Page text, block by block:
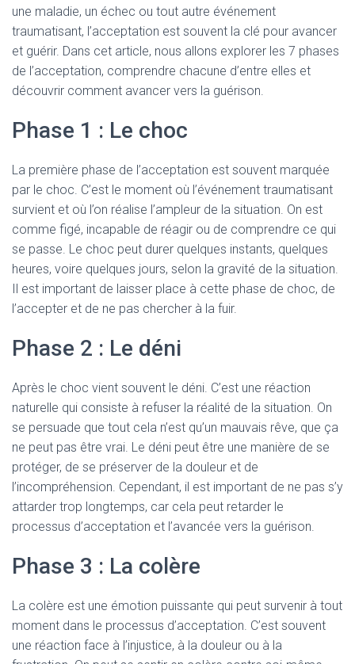
une maladie, un échec ou tout autre événement
traumatisant, l’acceptation est souvent la clé pour avancer
et guérir. Dans cet article, nous allons explorer les 7 phases
de l’acceptation, comprendre chacune d’entre elles et
découvrir comment avancer vers la guérison.
Phase 1 : Le choc
La première phase de l’acceptation est souvent marquée
par le choc. C’est le moment où l’événement traumatisant
survient et où l’on réalise l’ampleur de la situation. On est
comme figé, incapable de réagir ou de comprendre ce qui
se passe. Le choc peut durer quelques instants, quelques
heures, voire quelques jours, selon la gravité de la situation.
Il est important de laisser place à cette phase de choc, de
l’accepter et de ne pas chercher à la fuir.
Phase 2 : Le déni
Après le choc vient souvent le déni. C’est une réaction
naturelle qui consiste à refuser la réalité de la situation. On
se persuade que tout cela n’est qu’un mauvais rêve, que ça
ne peut pas être vrai. Le déni peut être une manière de se
protéger, de se préserver de la douleur et de
l’incompréhension. Cependant, il est important de ne pas s’y
attarder trop longtemps, car cela peut retarder le
processus d’acceptation et l’avancée vers la guérison.
Phase 3 : La colère
La colère est une émotion puissante qui peut survenir à tout
moment dans le processus d’acceptation. C’est souvent
une réaction face à l’injustice, à la douleur ou à la